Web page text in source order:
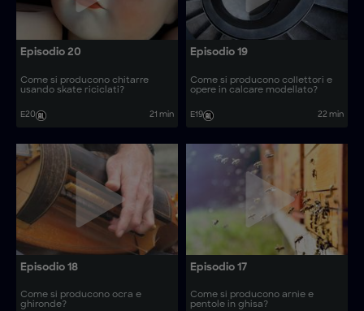
Episodio 20
Come si producono chitarre
usando skate riciclati?
E20 21 min
Episodio 19
Come si producono collettori e
opere in calcare modellato?
E19 22 min
Episodio 18
Come si producono ocra e
ghironde?
Episodio 17
Come si producono arnie e
pentole in ghisa?